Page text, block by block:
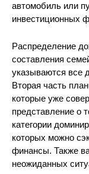
автомобиль или
инвестиционных
Распределение
составления
указываются все
Вторая часть
которые уже
представление о
категории
которых можно
финансы. Также
неожиданных